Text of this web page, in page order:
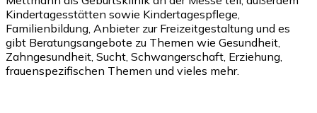
Kindertagesstätten sowie Kindertagespflege,
Familienbildung, Anbieter zur Freizeitgestaltung und es
gibt Beratungsangebote zu Themen wie Gesundheit,
Zahngesundheit, Sucht, Schwangerschaft, Erziehung,
frauenspezifischen Themen und vieles mehr.